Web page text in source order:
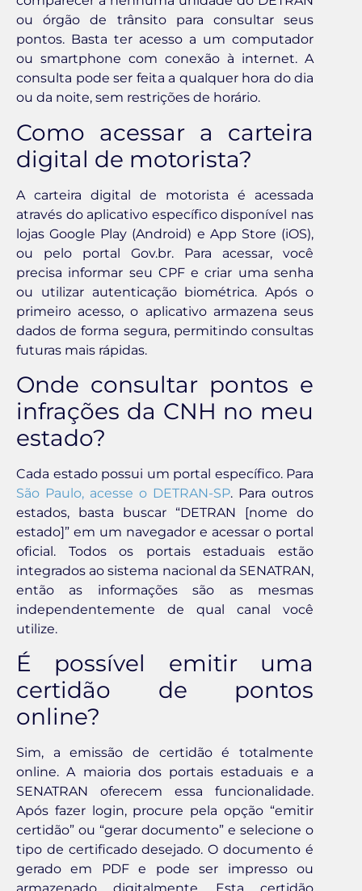
ou órgão de trânsito para consultar seus
pontos. Basta ter acesso a um computador
ou smartphone com conexão à internet. A
consulta pode ser feita a qualquer hora do dia
ou da noite, sem restrições de horário.
Como acessar a carteira
digital de motorista?
A carteira digital de motorista é acessada
através do aplicativo específico disponível nas
lojas Google Play (Android) e App Store (iOS),
ou pelo portal Gov.br. Para acessar, você
precisa informar seu CPF e criar uma senha
ou utilizar autenticação biométrica. Após o
primeiro acesso, o aplicativo armazena seus
dados de forma segura, permitindo consultas
futuras mais rápidas.
Onde consultar pontos e
infrações da CNH no meu
estado?
Cada estado possui um portal específico. Para
São Paulo, acesse o DETRAN-SP. Para outros
estados, basta buscar “DETRAN [nome do
estado]” em um navegador e acessar o portal
oficial. Todos os portais estaduais estão
integrados ao sistema nacional da SENATRAN,
então as informações são as mesmas
independentemente de qual canal você
utilize.
É possível emitir uma
certidão de pontos
online?
Sim, a emissão de certidão é totalmente
online. A maioria dos portais estaduais e a
SENATRAN oferecem essa funcionalidade.
Após fazer login, procure pela opção “emitir
certidão” ou “gerar documento” e selecione o
tipo de certificado desejado. O documento é
gerado em PDF e pode ser impresso ou